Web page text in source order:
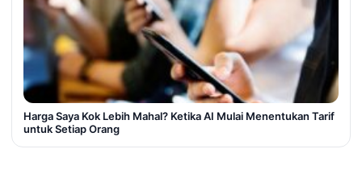
Harga Saya Kok Lebih Mahal? Ketika AI Mulai Menentukan Tarif
untuk Setiap Orang